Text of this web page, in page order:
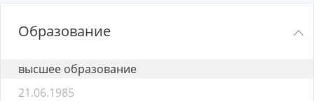
Образование
высшее образование
21.06.1985